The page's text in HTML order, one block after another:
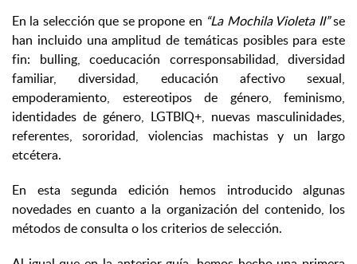
En la selección que se propone en “La Mochila Violeta II”se
han incluido una amplitud de temáticas posibles para este
fin: bulling, coeducación corresponsabilidad, diversidad
familiar, diversidad, educación afectivo sexual,
empoderamiento, estereotipos de género, feminismo,
identidades de género, LGTBIQ+, nuevas masculinidades,
referentes, sororidad, violencias machistas y un largo
etcétera.
En esta segunda edición hemos introducido algunas
novedades en cuanto a la organización del contenido, los
métodos de consulta o los criterios de selección.